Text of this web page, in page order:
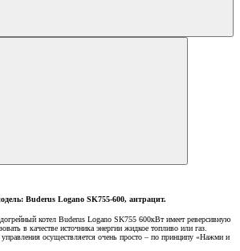
Buderus Logano SK755-600, антрацит.
котел Buderus Logano SK755 600кВт имеет реверсивную
в качестве источника энергии жидкое топливо или газ.
осуществляется очень просто – по принципу «Нажми и